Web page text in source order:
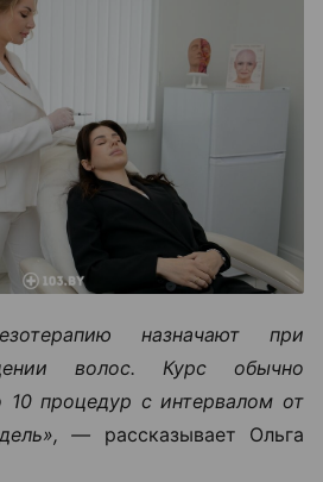
назначают при
волос. Курс обычно
10 процедур с интервалом от
— рассказывает Ольга